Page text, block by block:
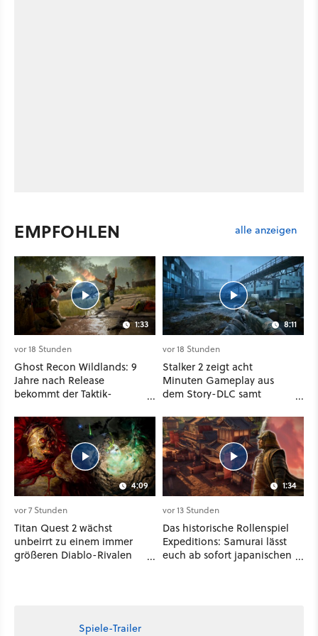
EMPFOHLEN alle anzeigen
1:33
vor 18 Stunden
Ghost Recon Wildlands: 9
Jahre nach Release
bekommt der Taktik-
nochmal ein dickes Update
8:11
vor 18 Stunden
Stalker 2 zeigt acht
Minuten Gameplay aus
dem Story-DLC samt
Gegnern
4:09
vor 7 Stunden
Titan Quest 2 wächst
unbeirrt zu einem immer
größeren Diablo-Rivalen
1:34
vor 13 Stunden
Das historische Rollenspiel
Expeditions: Samurai lässt
euch ab sofort japanischen
Spiele-Trailer